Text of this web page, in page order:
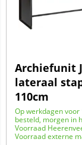
Archiefunit
lateraal
110cm
Op werkdagen voor
besteld, morgen in
Voorraad
Voorraad externe